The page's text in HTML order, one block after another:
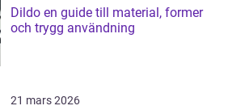
Dildo en guide till material, former
och trygg användning
21 mars 2026